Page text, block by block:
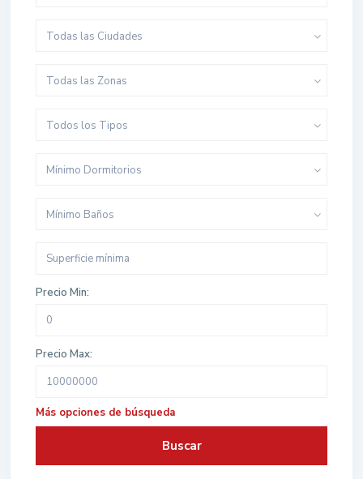
Todas las Ciudades
Todas las Zonas
Todos los Tipos
Mínimo Dormitorios
Mínimo Baños
Precio Min:
Precio Max:
Más opciones de búsqueda
Buscar